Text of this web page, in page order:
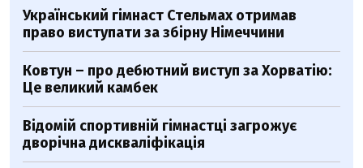
Український гімнаст Стельмах отримав
право виступати за збірну Німеччини
Ковтун – про дебютний виступ за Хорватію:
Це великий камбек
Відомій спортивній гімнастці загрожує
дворічна дискваліфікація